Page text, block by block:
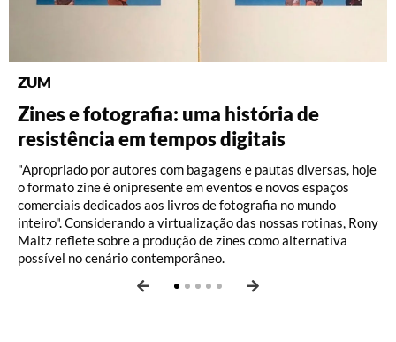
ZUM
Zines e fotografia: uma história de
resistência em tempos digitais
"Apropriado por autores com bagagens e pautas diversas, hoje
o formato zine é onipresente em eventos e novos espaços
comerciais dedicados aos livros de fotografia no mundo
inteiro". Considerando a virtualização das nossas rotinas, Rony
Maltz reflete sobre a produção de zines como alternativa
possível no cenário contemporâneo.
DISCOGRAFIA BRASILEIRA
Do Pajeú a Hollywood: 100 anos de
Moacir Santos, por Pedro Paulo Malta
RÁDIO BATUTA
Ney ao vivo, muito vivo, com Luiz
Fernando Vianna
BRASILIANA FOTOGRÁFICA
O Pombal da Fiocruz, por Ricardo
Augusto dos Santos e Thayane Vicente
Vam de Berg
BRASILIANA ICONOGRÁFICA
A eficiência das paisagens de Friedrich
Hagedorn